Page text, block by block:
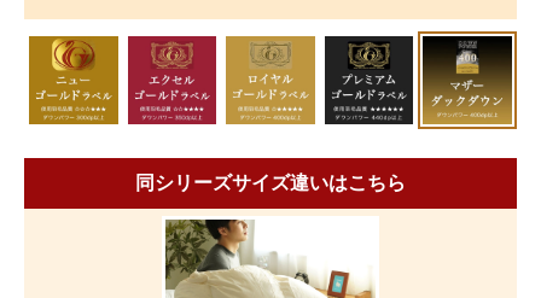
同シリーズサイズ違いはこちら